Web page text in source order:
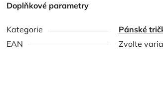
Doplňkové parametry
Kategorie
Pánské
EAN
Zvolte